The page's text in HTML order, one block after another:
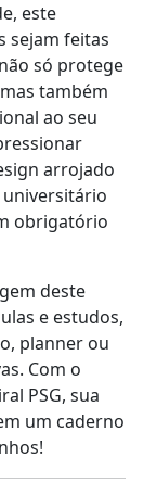
este
sejam feitas
só protege
também
ao seu
arrojado
obrigatório
deste
e estudos,
planner ou
Com o
PSG, sua
um caderno